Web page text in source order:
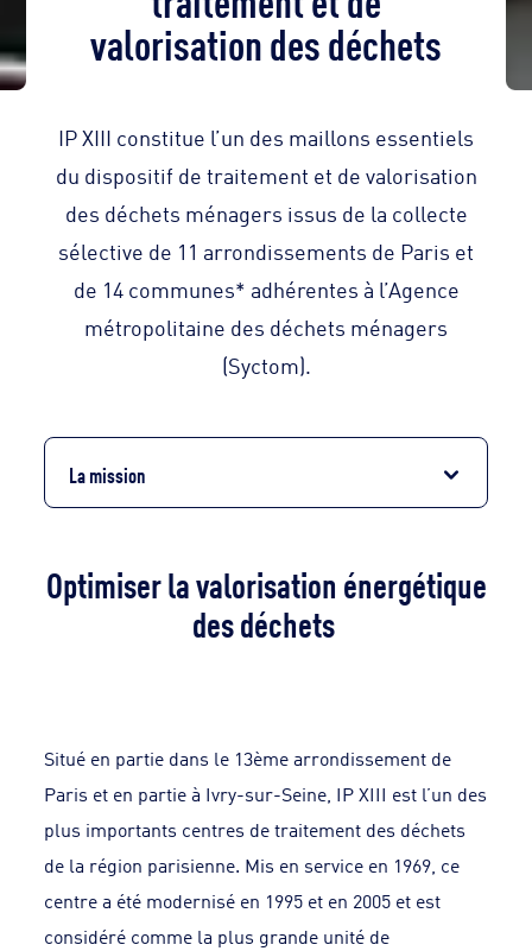
valorisation des déchets
IP XIII constitue l’un des maillons essentiels
du dispositif de traitement et de valorisation
des déchets ménagers issus de la collecte
sélective de 11 arrondissements de Paris et
de 14 communes* adhérentes à l’Agence
métropolitaine des déchets ménagers
(Syctom).
La mission
Optimiser la valorisation énergétique
des déchets
Situé en partie dans le 13ème arrondissement de
Paris et en partie à Ivry-sur-Seine, IP XIII est l’un des
plus importants centres de traitement des déchets
de la région parisienne. Mis en service en 1969, ce
centre a été modernisé en 1995 et en 2005 et est
considéré comme la plus grande unité de